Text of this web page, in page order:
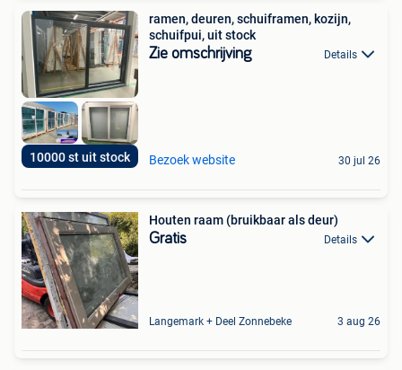
10000 st uit stock
ramen, deuren, schuiframen, kozijn,
schuifpui, uit stock
Zie omschrijving Details
Bezoek website 30 jul 26
Houten raam (bruikbaar als deur)
Gratis Details
Langemark + Deel Zonnebeke 3 aug 26